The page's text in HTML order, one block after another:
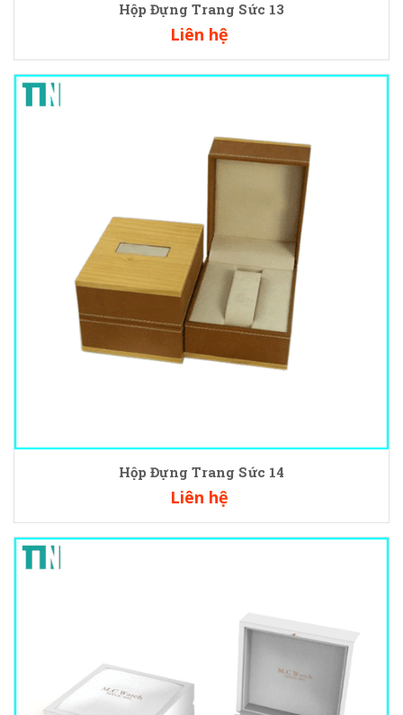
Hộp Đựng Trang Sức 13
Liên hệ
Hộp Đựng Trang Sức 14
Liên hệ